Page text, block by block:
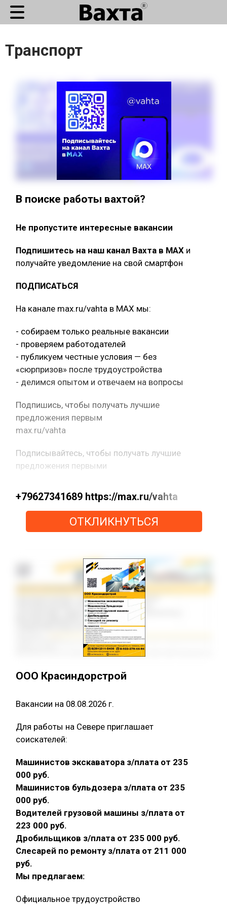
Транспорт
В поиске работы вахтой?
Не пропустите интересные вакансии
Подпишитесь на наш канал Вахта в МАХ и
получайте уведомление на свой смартфон
ПОДПИСАТЬСЯ
На канале max.ru/vahta в MAX мы:
- собираем только реальные вакансии
- проверяем работодателей
- публикуем честные условия — без
«сюрпризов» после трудоустройства
- делимся опытом и отвечаем на вопросы
Подпишись, чтобы получать лучшие
предложения первым
max.ru/vahta
Подписывайтесь, чтобы получать лучшие
предложения первыми
+79627341689 https://max.ru/vahta
ОТКЛИКНУТЬСЯ
ООО Красиндорстрой
Вакансии на 08.08.2026 г.
Для работы на Севере приглашает
соискателей:
Машинистов экскаватора з/плата от 235
000 руб.
Машинистов бульдозера з/плата от 235
000 руб.
Водителей грузовой машины з/плата от
223 000 руб.
Дробильщиков з/плата от 235 000 руб.
Слесарей по ремонту з/плата от 211 000
руб.
Мы предлагаем:
Официальное трудоустройство